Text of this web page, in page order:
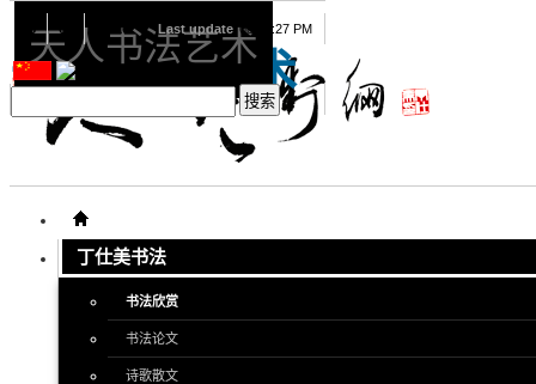
天人书法艺术
丁仕美书法
书法欣赏
书法论文
诗歌散文
08 07 2026 Last update 08:15:27 PM
天人书法艺术